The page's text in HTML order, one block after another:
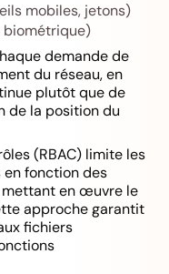
mobiles, jetons)
biométrique)
demande de
du réseau, en
plutôt que de
de la position du
(RBAC) limite les
fonction des
mettant en œuvre le
approche garantit
fichiers